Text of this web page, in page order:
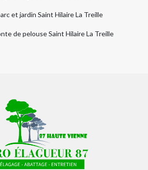
et jardin Saint Hilaire La Treille
de pelouse Saint Hilaire La Treille